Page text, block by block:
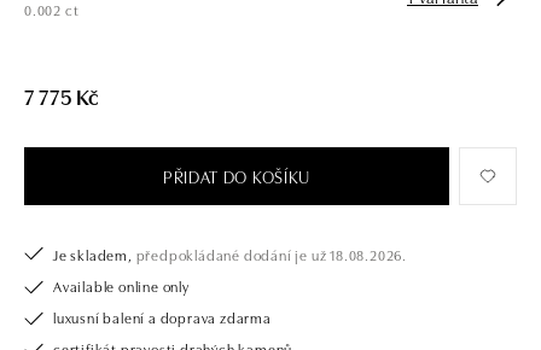
0.002 ct
7 775 Kč
PŘIDAT DO KOŠÍKU
Je skladem, předpokládané dodání je už 18.08.2026.
Available online only
luxusní balení a doprava zdarma